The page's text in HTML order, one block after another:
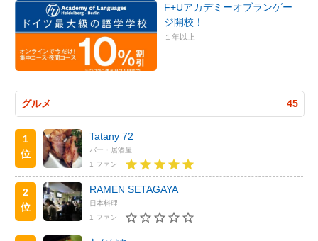
F+Uアカデミーオブランゲー
ジ開校！
１年以上
グルメ 45
1
位
Tatany 72
バー・居酒屋
1 ファン
2
位
RAMEN SETAGAYA
日本料理
1 ファン